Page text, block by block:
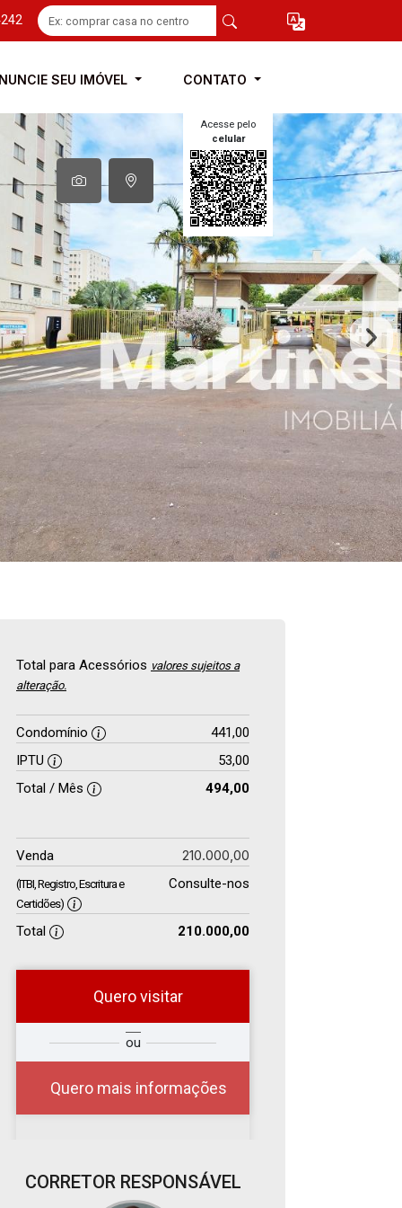
SEU IMÓVEL CONTATO
Acesse pelo
celular
Total para Acessórios valores sujeitos a
alteração.
Condomínio
441,00
IPTU
53,00
Total / Mês
494,00
Venda 210.000,00
(ITBI, Registro, Escritura e
Certidões)
Consulte-nos
Total 210.000,00
Quero visitar
ou
Quero mais informações
Qual o melhor dia e
horário para você?
CORRETOR RESPONSÁVEL